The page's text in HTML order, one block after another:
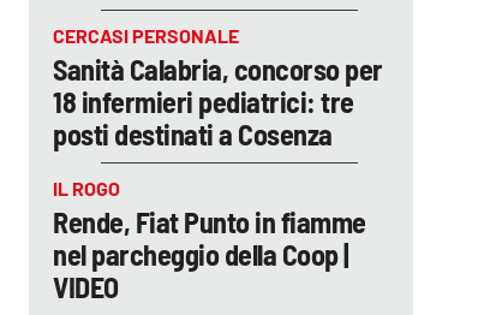
CERCASI PERSONALE
Sanità Calabria, concorso per
18 infermieri pediatrici: tre
posti destinati a Cosenza
IL ROGO
Rende, Fiat Punto in fiamme
nel parcheggio della Coop |
VIDEO